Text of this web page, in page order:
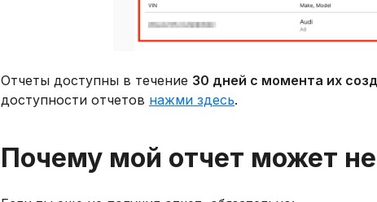
Отчеты доступны в течение 30 дней с момента их
доступности отчетов нажми здесь.
Почему мой отчет может